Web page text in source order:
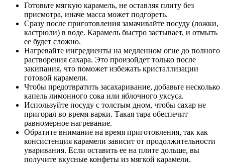
Готовьте мягкую карамель, не оставляя плиту без
присмотра, иначе масса может подгореть.
Сразу после приготовления замачивайте посуду (ложки,
кастрюли) в воде. Карамель быстро застывает, и отмыть
ее будет сложно.
Нагревайте ингредиенты на медленном огне до полного
растворения сахара. Это произойдет только после
закипания, что поможет избежать кристаллизации
готовой карамели.
Чтобы предотвратить засахаривание, добавьте несколько
капель лимонного сока или яблочного уксуса.
Используйте посуду с толстым дном, чтобы сахар не
пригорал во время варки. Такая тара обеспечит
равномерное нагревание.
Обратите внимание на время приготовления, так как
консистенция карамели зависит от продолжительности
уваривания. Если оставить ее на плите дольше, вы
получите вкусные конфеты из мягкой карамели.